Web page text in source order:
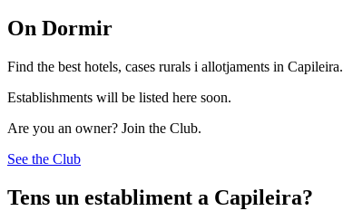
On Dormir
Find the best hotels, cases rurals i allotjaments in Capileira.
Establishments will be listed here soon.
Are you an owner? Join the Club.
See the Club
Tens un establiment a Capileira?